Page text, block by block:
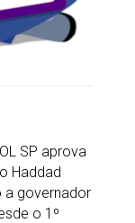
SP aprova
Haddad
governador
o 1º